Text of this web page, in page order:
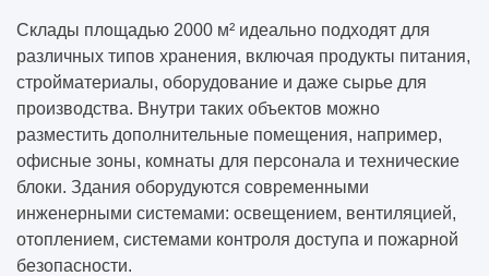
Склады площадью 2000 м² идеально подходят для
различных типов хранения, включая продукты питания,
стройматериалы, оборудование и даже сырье для
производства. Внутри таких объектов можно
разместить дополнительные помещения, например,
офисные зоны, комнаты для персонала и технические
блоки. Здания оборудуются современными
инженерными системами: освещением, вентиляцией,
отоплением, системами контроля доступа и пожарной
безопасности.